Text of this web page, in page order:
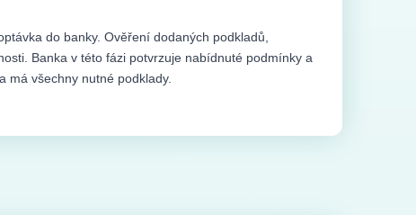
do banky. Ověření dodaných podkladů,
Banka v této fázi potvrzuje nabídnuté podmínky a
má všechny nutné podklady.